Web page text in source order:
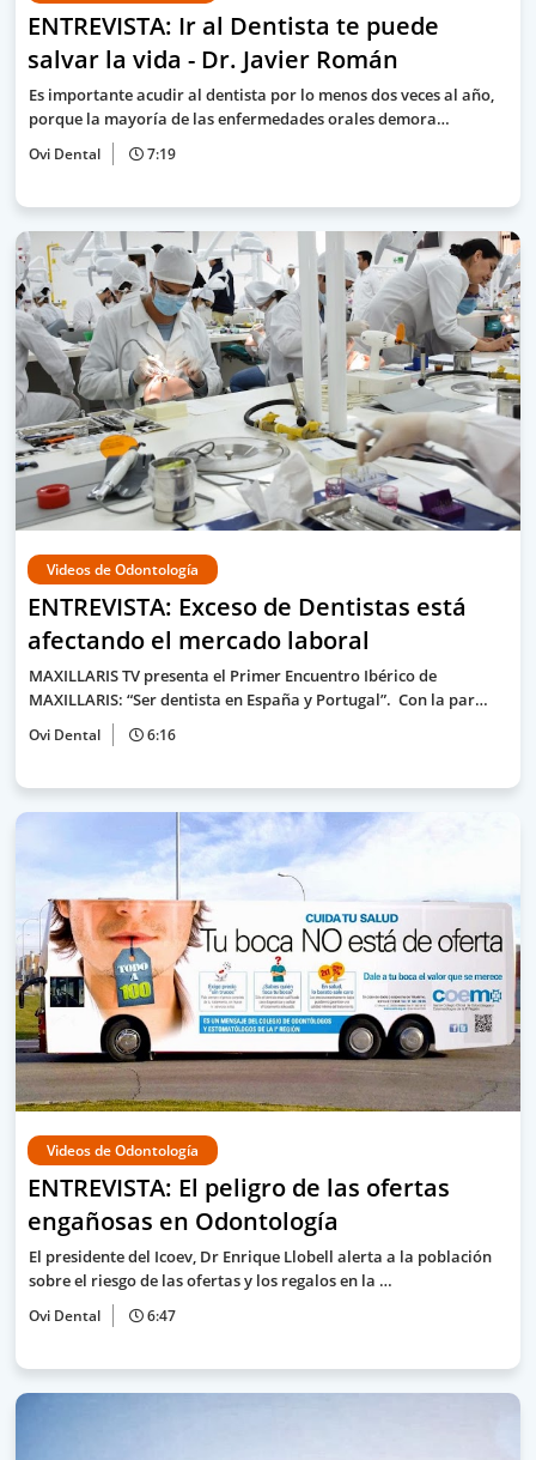
ENTREVISTA: Ir al Dentista te puede
salvar la vida - Dr. Javier Román
Es importante acudir al dentista por lo menos dos veces al año,
porque la mayoría de las enfermedades orales demora…
Ovi Dental 7:19
Videos de Odontología
ENTREVISTA: Exceso de Dentistas está
afectando el mercado laboral
MAXILLARIS TV presenta el Primer Encuentro Ibérico de
MAXILLARIS: “Ser dentista en España y Portugal”. Con la par…
Ovi Dental 6:16
Videos de Odontología
ENTREVISTA: El peligro de las ofertas
engañosas en Odontología
El presidente del Icoev, Dr Enrique Llobell alerta a la población
sobre el riesgo de las ofertas y los regalos en la …
Ovi Dental 6:47